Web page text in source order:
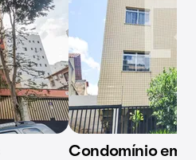
Condomínio em